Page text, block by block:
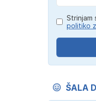
Strinjam
politiko
ŠALA